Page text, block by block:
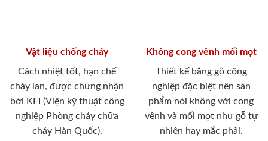
Vật liệu chống cháy
Cách nhiệt tốt, hạn chế
cháy lan, được chứng nhận
bởi KFI (Viện kỹ thuật công
nghiệp Phòng cháy chữa
cháy Hàn Quốc).
Không cong vênh mối mọt
Thiết kế bằng gỗ công
nghiệp đặc biệt nên sản
phẩm nói không với cong
vênh và mối mọt như gỗ tự
nhiên hay mắc phải.